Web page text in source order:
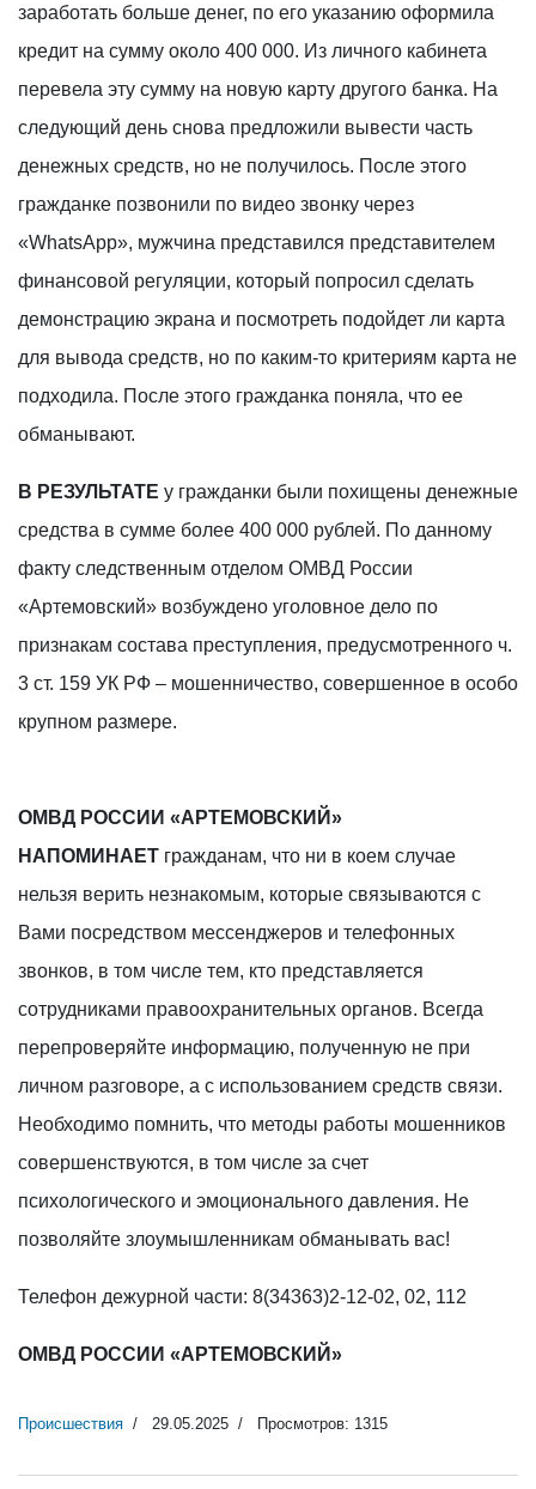
заработать больше денег, по его указанию оформила
кредит на сумму около 400 000. Из личного кабинета
перевела эту сумму на новую карту другого банка. На
следующий день снова предложили вывести часть
денежных средств, но не получилось. После этого
гражданке позвонили по видео звонку через
«WhatsApp», мужчина представился представителем
финансовой регуляции, который попросил сделать
демонстрацию экрана и посмотреть подойдет ли карта
для вывода средств, но по каким-то критериям карта не
подходила. После этого гражданка поняла, что ее
обманывают.
В РЕЗУЛЬТАТЕ у гражданки были похищены денежные
средства в сумме более 400 000 рублей. По данному
факту следственным отделом ОМВД России
«Артемовский» возбуждено уголовное дело по
признакам состава преступления, предусмотренного ч.
3 ст. 159 УК РФ – мошенничество, совершенное в особо
крупном размере.
ОМВД РОССИИ «АРТЕМОВСКИЙ»
НАПОМИНАЕТ гражданам, что ни в коем случае
нельзя верить незнакомым, которые связываются с
Вами посредством мессенджеров и телефонных
звонков, в том числе тем, кто представляется
сотрудниками правоохранительных органов. Всегда
перепроверяйте информацию, полученную не при
личном разговоре, а с использованием средств связи.
Необходимо помнить, что методы работы мошенников
совершенствуются, в том числе за счет
психологического и эмоционального давления. Не
позволяйте злоумышленникам обманывать вас!
Телефон дежурной части: 8(34363)2-12-02, 02, 112
ОМВД РОССИИ «АРТЕМОВСКИЙ»
Происшествия 29.05.2025 Просмотров: 1315